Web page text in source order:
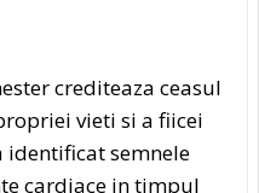
crediteaza ceasul
vieti si a fiicei
identificat semnele
cardiace in timpul